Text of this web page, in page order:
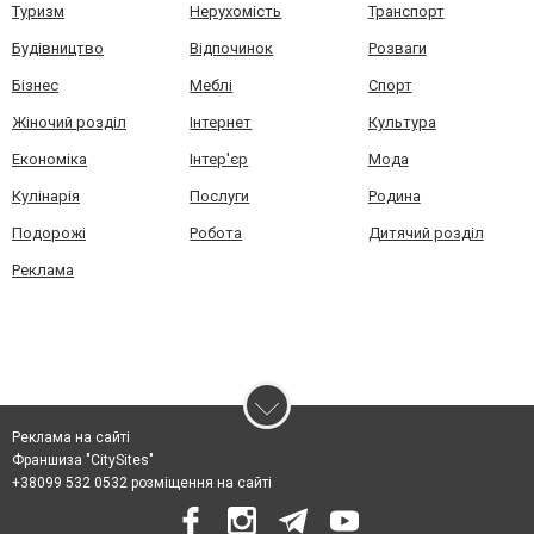
Туризм Нерухомість Транспорт
Будівництво Відпочинок Розваги
Бізнес Меблі Спорт
Жіночий розділ Інтернет Культура
Економіка Інтер'єр Мода
Кулінарія Послуги Родина
Подорожі Робота Дитячий розділ
Реклама
Реклама на сайті
Франшиза "CitySites"
+38099 532 0532 розміщення на сайті